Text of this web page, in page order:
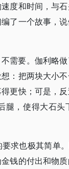
度和时间，与
了一个故事，
需要。伽利略
：把两块大小不
更快；可是，
，使得大石
求也极其简单
钱的付出和物